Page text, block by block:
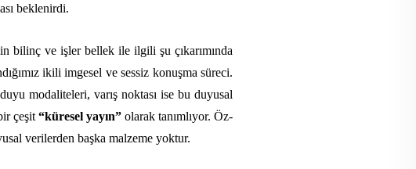
beklenirdi.
bilinç ve işler bellek ile ilgili şu çıkarımında
ikili imgesel ve sessiz konuşma süreci.
modaliteleri, varış noktası ise bu duyusal
çeşit “küresel yayın” olarak tanımlıyor. Öz-
verilerden başka malzeme yoktur.